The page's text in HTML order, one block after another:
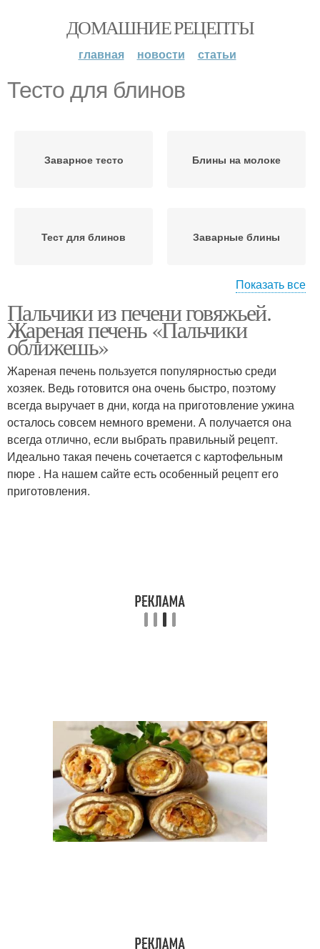
ДОМАШНИЕ РЕЦЕПТЫ
главная новости статьи
Тесто для блинов
Заварное тесто Блины на молоке
Тест для блинов Заварные блины
Блины на кефире Пышные блины
Блины на кипятке
Тесто для заварных
блинов
Показать все
Пальчики из печени говяжьей.
Жареная печень «Пальчики
оближешь»
Жареная печень пользуется популярностью среди
хозяек. Ведь готовится она очень быстро, поэтому
всегда выручает в дни, когда на приготовление ужина
осталось совсем немного времени. А получается она
всегда отлично, если выбрать правильный рецепт.
Идеально такая печень сочетается с картофельным
пюре . На нашем сайте есть особенный рецепт его
приготовления.